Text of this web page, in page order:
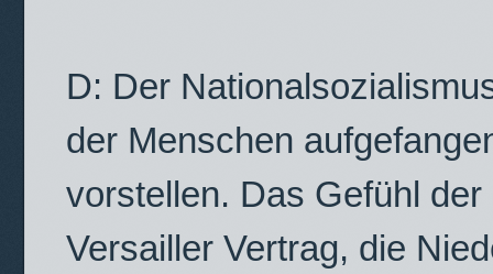
D: Der
der Menschen
vorstellen. Das Gefühl
Versailler Vertrag, die